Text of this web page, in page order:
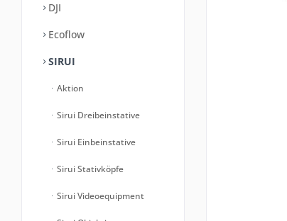
DJI
Ecoflow
SIRUI
Aktion
Sirui Dreibeinstative
Sirui Einbeinstative
Sirui Stativköpfe
Sirui Videoequipment